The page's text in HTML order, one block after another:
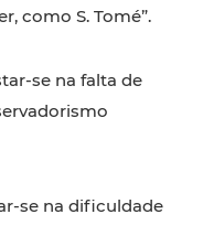
como S. Tomé”.
se na falta de
se na dificuldade